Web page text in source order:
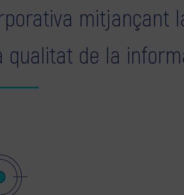
mitjançant
qualitat de la